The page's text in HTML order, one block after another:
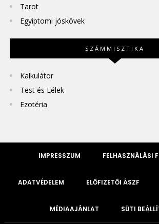
Tarot
Egyiptomi jóskövek
SZÁMMISZTIKA
Kalkulátor
Test és Lélek
Ezotéria
IMPRESSZUM FELHASZNÁLÁSI
ADATVÉDELEM ELŐFIZETŐI ÁSZF
MÉDIAAJÁNLAT SÜTI